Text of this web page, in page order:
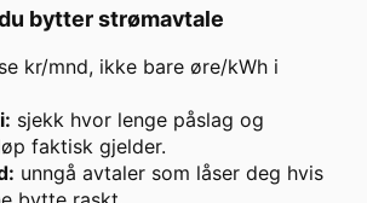
bytter strømavtale
se kr/mnd, ikke bare øre/kWh i
sjekk hvor lenge påslag og
faktisk gjelder.
unngå avtaler som låser deg hvis